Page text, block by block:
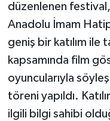
düzenlenen festival,
Anadolu İmam
geniş bir katılım ile
kapsamında film
oyuncularıyla
töreni yapıldı.
ilgili bilgi sahibi